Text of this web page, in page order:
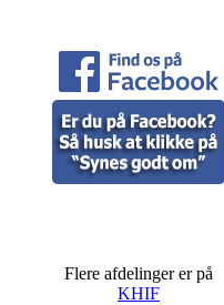
Flere afdelinger er på
KHIF